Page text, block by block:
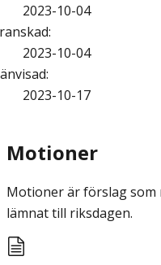
2023-10-04
:
2023-10-04
:
2023-10-17
Motioner
Motioner är förslag som
lämnat till riksdagen.